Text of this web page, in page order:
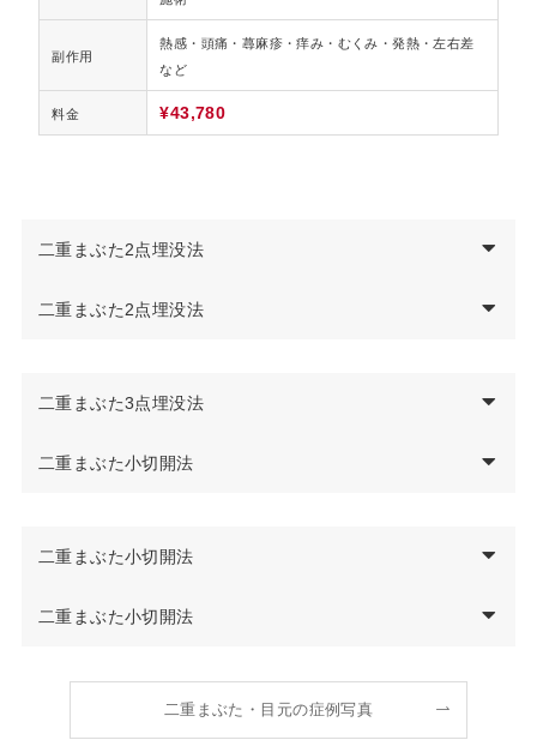
副作用
熱感・頭痛・蕁麻疹・痒み・むくみ・発熱・左右差
など
料金 ¥43,780
二重まぶた2点埋没法
施術名 二重まぶた2点埋没法
副作用 熱感・痒み・むくみ・発熱・左右差など
料金 ¥63,250～¥76,780
二重まぶた2点埋没法
施術名 二重まぶた2点埋没法
熱感・痒み・むくみ・発熱・左右差など
二重まぶた3点埋没法
二重まぶた3点埋没法
二重まぶた小切開法
二重まぶた小切開法
二重まぶた小切開法
二重まぶた・目元の症例写真